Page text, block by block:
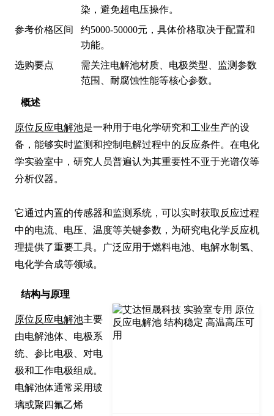
概述
原位反应电解池是一种用于电化学研究和工业生产的设
备，能够实时监测和控制电解过程中的反应条件。在电化
学实验室中，研究人员普遍认为其重要性不亚于光谱仪等
分析仪器。
它通过内置的传感器和监测系统，可以实时获取反应过程
中的电流、电压、温度等关键参数，为研究电化学反应机
理提供了重要工具。广泛应用于燃料电池、电解水制氢、
电化学合成等领域。
结构与原理
原位反应电解池主要
由电解池体、电极系
统、参比电极、对电
极和工作电极组成。
电解池体通常采用玻
璃或聚四氟乙烯
染，避免超电压操作。
参考价格区间
约5000-50000元，具体价格取决于配置和
功能。
选购要点
需关注电解池材质、电极类型、监测参数
范围、耐腐蚀性能等核心参数。